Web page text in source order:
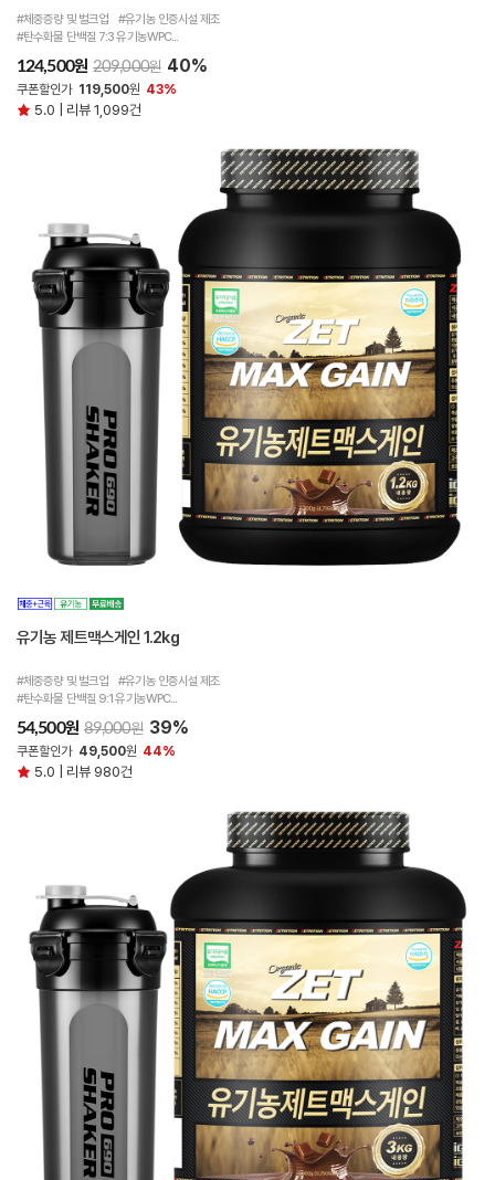
#체중증량 및 벌크업 #유기농 인증시설 제조
#탄수화물 단백질 7:3 유기농WPC...
124,500원 209,000원 40%
쿠폰할인가 119,500원 43%
5.0 | 리뷰 1,099건
유기농 제트맥스게인 1.2kg
#체중증량 및 벌크업 #유기농 인증시설 제조
#탄수화물 단백질 9:1 유기농WPC...
54,500원 89,000원 39%
쿠폰할인가 49,500원 44%
5.0 | 리뷰 980건